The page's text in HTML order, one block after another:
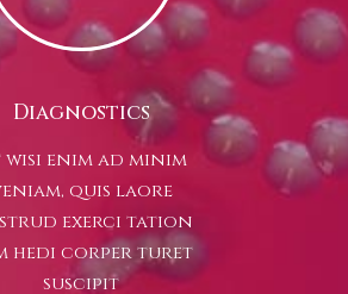
Diagnostics
wisi enim ad minim
quis laore
exerci tation
hedi corper turet
suscipit